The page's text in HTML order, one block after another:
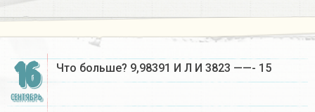
16
СЕНТЯБРЬ
Что больше? 9,98391 И Л И 3823 ——- 15